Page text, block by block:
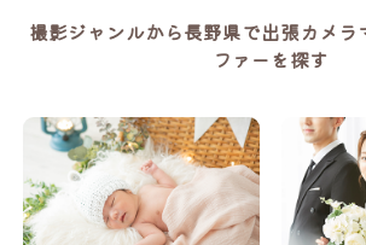
撮影ジャンルから長野県で出張カメラ
ファーを探す